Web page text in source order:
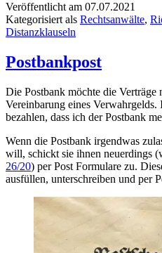
Veröffentlicht am 07.07.2021
Kategorisiert als Rechtsanwälte,
Distanzklauseln
Postbankpost
Die Postbank möchte die
Vereinbarung eines
bezahlen, dass ich der Postbank
Wenn die Postbank irgendwas
will, schickt sie ihnen neuerdings
26/20) per Post Formulare zu.
ausfüllen, unterschreiben und per